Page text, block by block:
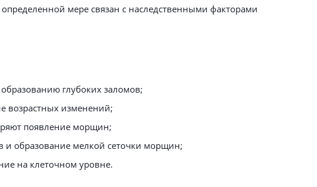
мере связан с наследственными факторами
глубоких заломов;
возрастных изменений;
появление морщин;
и образование мелкой сеточки морщин;
на клеточном уровне.